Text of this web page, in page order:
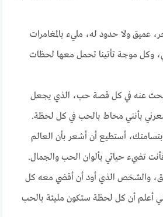
عميق ولا حدود له، مليء بالمغامرات
وكل موجة تأتينا تحمل معها لحظات
عنه في كل قصة حب، الذي يجعل
بأنني محاط بالحب في كل لحظة.
أستطيع أن أشعر بأن العالم
تضيء حياتي بألوان الحب والجمال.
والشخص الذي أود أن أقضي معه كل
أعلم أن كل لحظة ستكون مليئة بالحب